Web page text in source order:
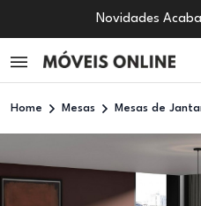
Novidades
Home Mesas Mesas de